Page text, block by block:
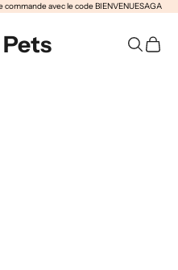
avec le code BIENVENUESAGA
Ouvrir la
Voir